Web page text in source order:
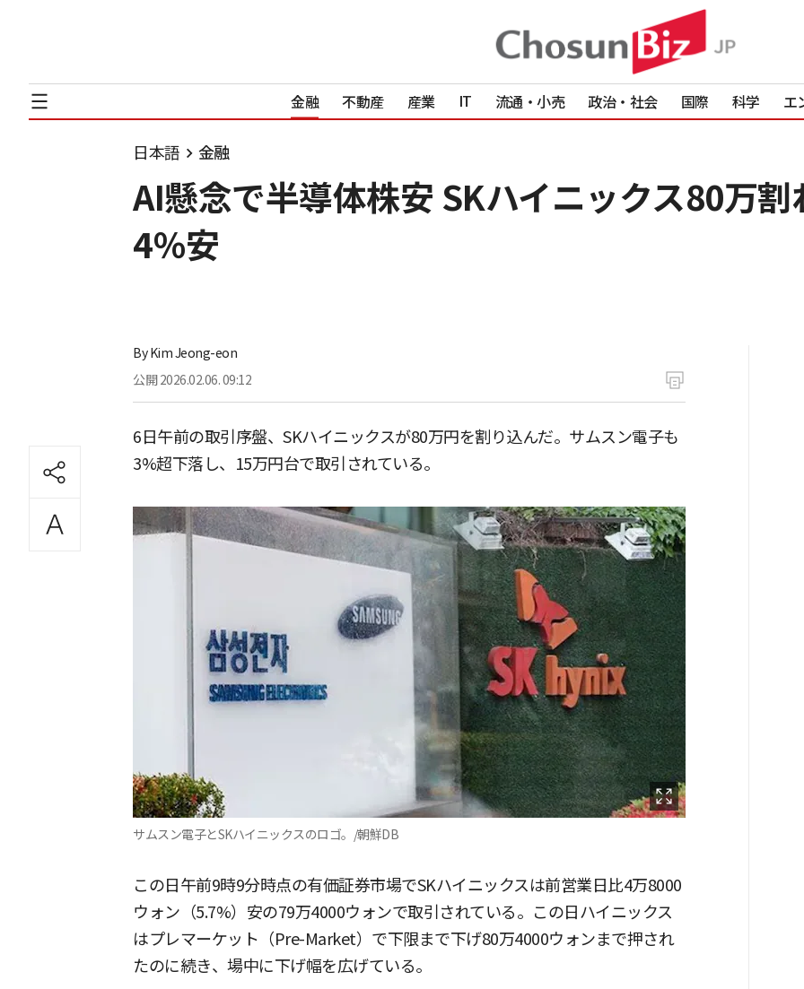
金融 不動産 産業 IT 流通・小売 政治・社会 国際 科学 エ
日本語 金融
AI懸念で半導体株安 SKハイニックス80万
4％安
ByKim Jeong-eon
公開 2026.02.06. 09:12
6日午前の取引序盤、SKハイニックスが80万円を割り込んだ。サムスン電子も
3%超下落し、15万円台で取引されている。
サムスン電子とSKハイニックスのロゴ。/朝鮮DB
この日午前9時9分時点の有価証券市場でSKハイニックスは前営業日比4万8000
ウォン（5.7%）安の79万4000ウォンで取引されている。この日ハイニックス
はプレマーケット（Pre-Market）で下限まで下げ80万4000ウォンまで押され
たのに続き、場中に下げ幅を広げている。